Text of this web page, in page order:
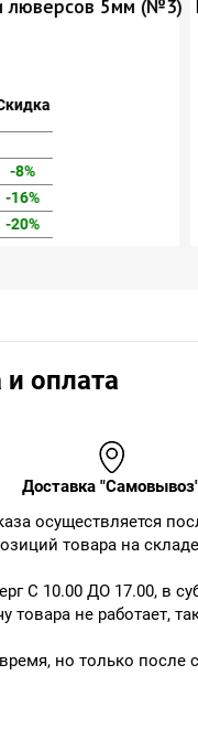
для установки
За 1 шт.
195.5р
178.5р
169.15р
оплата
Доставка
осуществляется
товара на
С 10.00 ДО 17.00, в
товара не работает,
но только после